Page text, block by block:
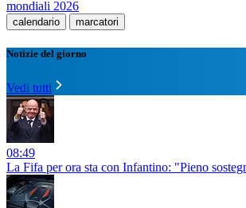
mondiali 2026
calendario marcatori
Notizie del giorno
Vedi tutti
08:49
La Fifa per ora sta con Infantino: "Pieno